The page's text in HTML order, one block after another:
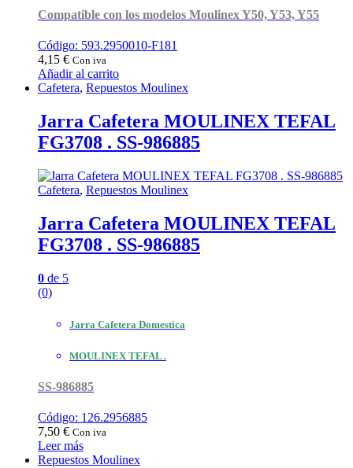
Compatible con los modelos Moulinex Y50, Y53, Y55
Código: 593.2950010-F181
4,15 € Con iva
Añadir al carrito
Cafetera, Repuestos Moulinex
Jarra Cafetera MOULINEX TEFAL
FG3708 . SS-986885
Cafetera, Repuestos Moulinex
Jarra Cafetera MOULINEX TEFAL
FG3708 . SS-986885
0 de 5
(0)
Jarra Cafetera Domestica
MOULINEX TEFAL .
SS-986885
Código: 126.2956885
7,50 € Con iva
Leer más
Repuestos Moulinex